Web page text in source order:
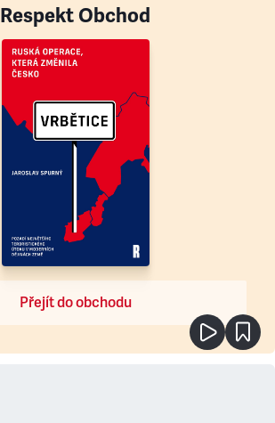
Respekt Obchod
Přejít do obchodu